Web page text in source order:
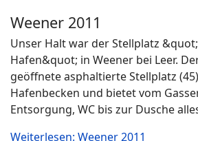
Weener 2011
Unser Halt war der Stellplatz
Hafen&quot; in Weener bei Leer.
geöffnete asphaltierte Stellplatz
Hafenbecken und bietet vom
Entsorgung, WC bis zur Dusche
Weiterlesen: Weener 2011